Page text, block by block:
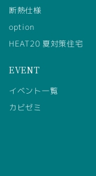
断熱仕様
option
HEAT20 夏対策住宅
EVENT
イベント一覧
カビゼミ